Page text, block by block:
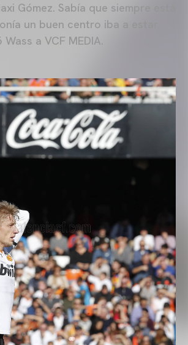
Gómez. Sabía que siempre está
un buen centro iba a estar
a VCF MEDIA.